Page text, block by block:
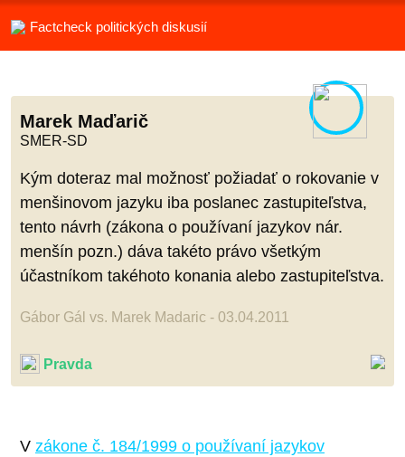
Factcheck politických diskusií
Marek Maďarič
SMER-SD
Kým doteraz mal možnosť požiadať o rokovanie v
menšinovom jazyku iba poslanec zastupiteľstva,
tento návrh (zákona o používaní jazykov nár.
menšín pozn.) dáva takéto právo všetkým
účastníkom takéhoto konania alebo zastupiteľstva.
Gábor Gál vs. Marek Madaric - 03.04.2011
Pravda
V zákone č. 184/1999 o používaní jazykov